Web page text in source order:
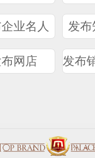
业名人 发
网店